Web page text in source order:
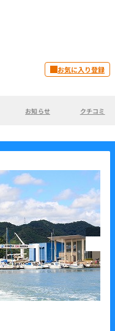
お気に入り登録
お知らせ クチコミ